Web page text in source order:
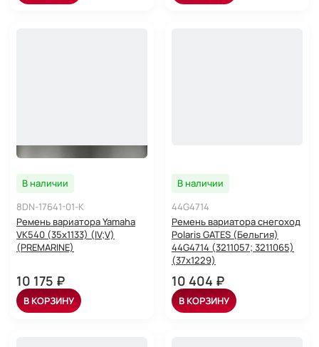
В наличии
8DN-17641-01-K
Ремень вариатора Yamaha
VK540 (35x1133) (IV;V)
(PREMARINE)
10 175 ₽
В КОРЗИНУ
В наличии
44G4714
Ремень вариатора снегоход
Polaris GATES (Бельгия)
44G4714 (3211057; 3211065)
(37х1229)
10 404 ₽
В КОРЗИНУ